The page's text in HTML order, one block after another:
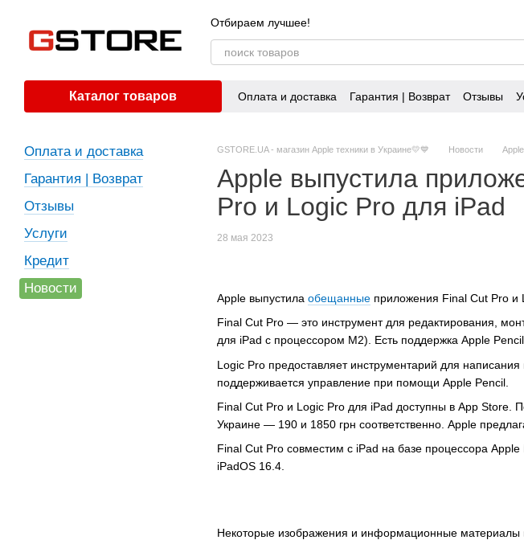
Отбираем лучшее!
Каталог товаров Оплата и доставка Гарантия | Возврат Отзывы
GSTORE.UA - магазин Apple техники в Украине💛💙 Новости
Apple выпустила
Pro и Logic Pro для iPad
28 мая 2023
Apple выпустила обещанные приложения Final Cut Pro и
Final Cut Pro — это инструмент для редактирования,
для iPad c процессором M2). Есть поддержка Apple
Logic Pro предоставляет инструментарий для
поддерживается управление при помощи Apple Pencil.
Final Cut Pro и Logic Pro для iPad доступны в App Store.
Украине — 190 и 1850 грн соответственно. Apple
Final Cut Pro совместим с iPad на базе процессора
iPadOS 16.4.
Некоторые изображения и информационные материалы
Оплата и доставка
Гарантия | Возврат
Отзывы
Услуги
Кредит
Новости